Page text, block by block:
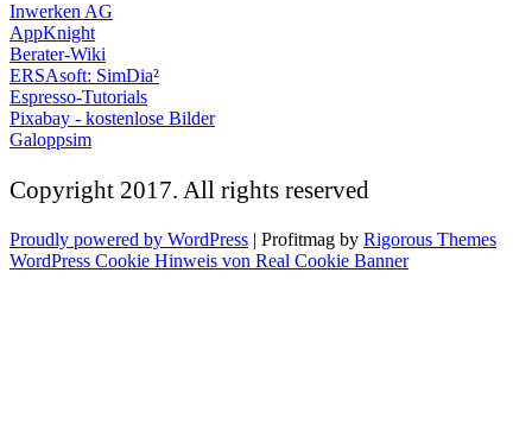
Inwerken AG
AppKnight
Berater-Wiki
ERSAsoft: SimDia²
Espresso-Tutorials
Pixabay - kostenlose Bilder
Galoppsim
Copyright 2017. All rights reserved
Proudly powered by WordPress | Profitmag by Rigorous Themes
WordPress Cookie Hinweis von Real Cookie Banner